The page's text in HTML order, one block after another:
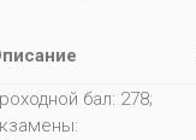
бал: 278;